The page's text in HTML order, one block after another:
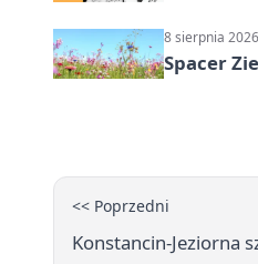
8 sierpnia
Spacer
<< Poprzedni
Konstancin-Jeziorna